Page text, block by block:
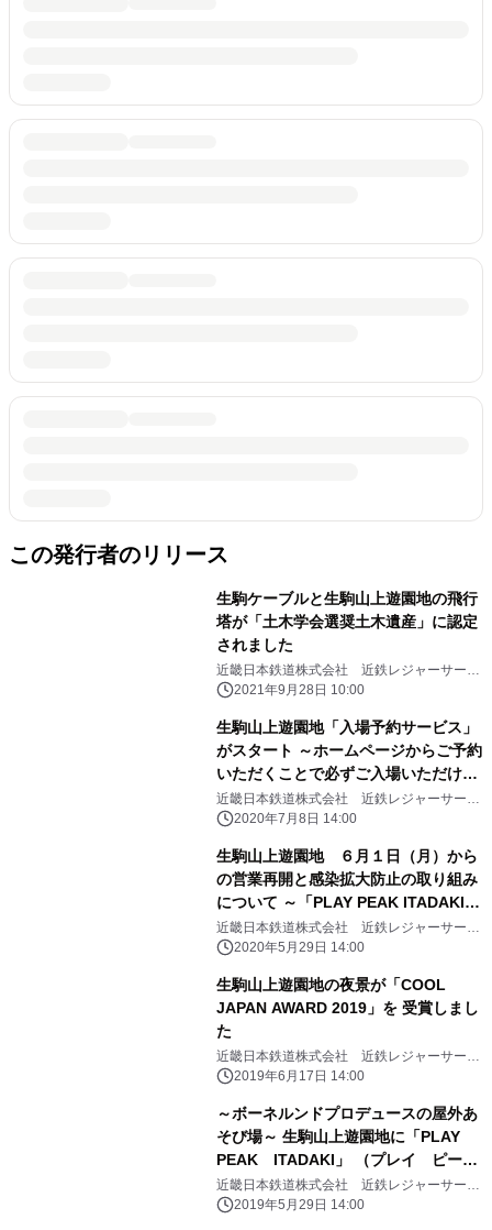
この発行者のリリース
生駒ケーブルと生駒山上遊園地の飛行
塔が「土木学会選奨土木遺産」に認定
されました
近畿日本鉄道株式会社 近鉄レジャーサービ
ス株式会社
2021年9月28日 10:00
生駒山上遊園地「入場予約サービス」
がスタート ～ホームページからご予約
いただくことで必ずご入場いただけま
す～
近畿日本鉄道株式会社 近鉄レジャーサービ
ス株式会社
2020年7月8日 14:00
生駒山上遊園地 ６月１日（月）から
の営業再開と感染拡大防止の取り組み
について ～「PLAY PEAK ITADAKI」
もリニューアルオープンします～
近畿日本鉄道株式会社 近鉄レジャーサービ
ス株式会社
2020年5月29日 14:00
生駒山上遊園地の夜景が「COOL
JAPAN AWARD 2019」を 受賞しまし
た
近畿日本鉄道株式会社 近鉄レジャーサービ
ス株式会社
2019年6月17日 14:00
～ボーネルンドプロデュースの屋外あ
そび場～ 生駒山上遊園地に「PLAY
PEAK ITADAKI」 （プレイ ピー
ク イタダキ）が新登場！
近畿日本鉄道株式会社 近鉄レジャーサービ
ス株式会社
2019年5月29日 14:00